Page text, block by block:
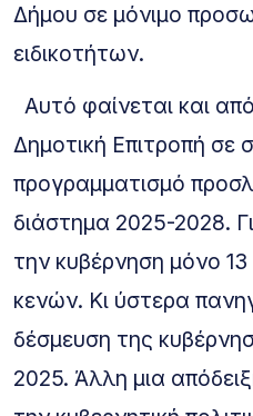
Δήμου σε μόνιμο
ειδικοτήτων.
Αυτό φαίνεται και
Δημοτική Επιτροπή σε
προγραμματισμό
διάστημα 2025-2028.
την κυβέρνηση μόνο
κενών. Κι ύστερα
δέσμευση της
2025. Άλλη μια